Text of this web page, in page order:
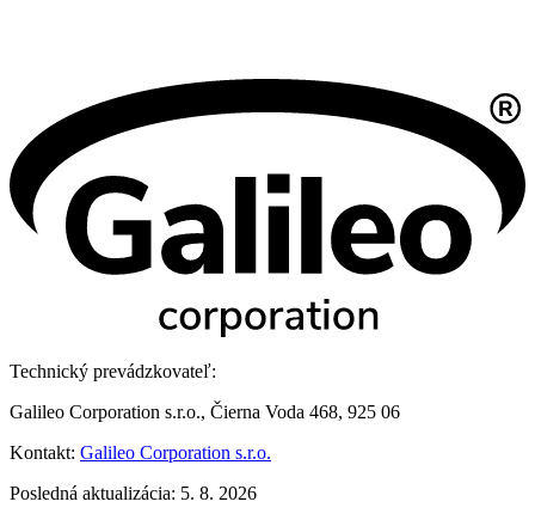
Technický prevádzkovateľ:
Galileo Corporation s.r.o., Čierna Voda 468, 925 06
Kontakt: Galileo Corporation s.r.o.
Posledná aktualizácia: 5. 8. 2026